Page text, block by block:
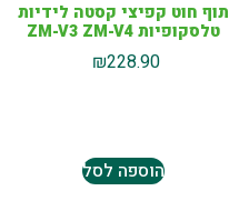
תוף חוט קפיצי קסטה לידיות
טלסקופיות ZM-V3 ZM-V4
₪228.90
הוספה לסל